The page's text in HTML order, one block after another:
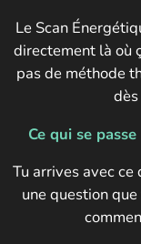
Le Scan
directement là où
pas de méthode
Ce qui se
Tu arrives avec ce
une question